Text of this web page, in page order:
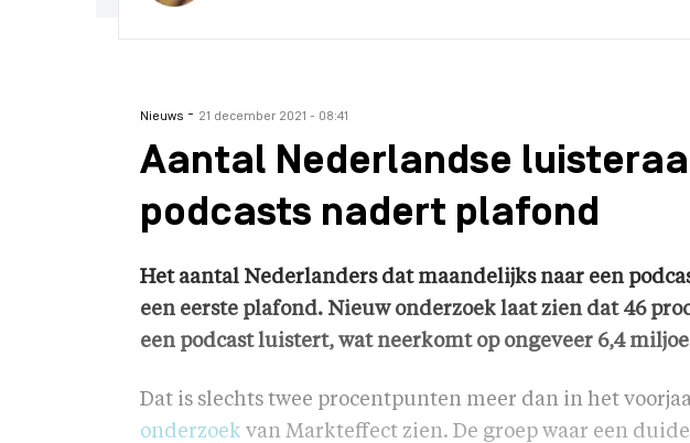
Nieuws - 21 december 2021 - 08:41
Aantal Nederlandse
podcasts nadert plafond
Het aantal Nederlanders dat maandelijks naar een
een eerste plafond. Nieuw onderzoek laat zien dat 46
een podcast luistert, wat neerkomt op ongeveer 6,4
Dat is slechts twee procentpunten meer dan in het
onderzoek van Markteffect zien. De groep waar een